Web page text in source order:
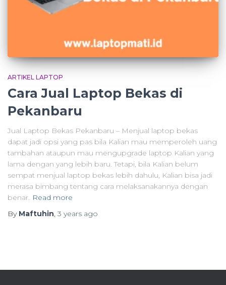
ARTIKEL LAPTOP
Cara Jual Laptop Bekas di
Pekanbaru
Jual Laptop Bekas Pekanbaru – Menjual laptop bekas
dapat jadi opsi yang pas bila Kalian mau memperoleh uang
tambahan ataupun mau mengupgrade laptop Kalian yang
lama dengan yang lebih baru. Tetapi, bila Kalian belum
sempat menjual laptop bekas lebih dahulu, Kalian bisa jadi
merasa bimbang tentang cara melaksanakannya dengan
benar. Read more
By Maftuhin, 3 years ago